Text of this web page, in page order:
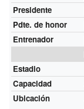
Presidente
Pdte. de honor
Entrenador
Estadio
Capacidad
Ubicación